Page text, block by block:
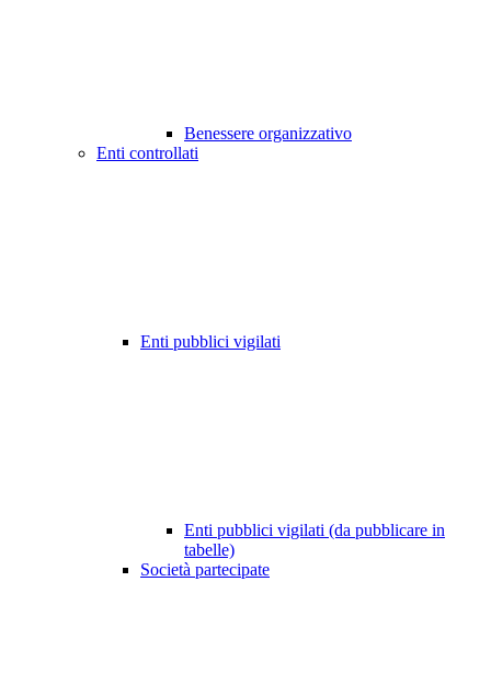
Benessere organizzativo
Enti controllati
Enti pubblici vigilati
Enti pubblici vigilati (da pubblicare in
tabelle)
Società partecipate